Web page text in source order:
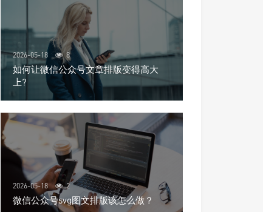
2026-05-18 8
如何让微信公众号文章排版变得高大
上?
2026-05-18 2
微信公众号svg图文排版该怎么做？